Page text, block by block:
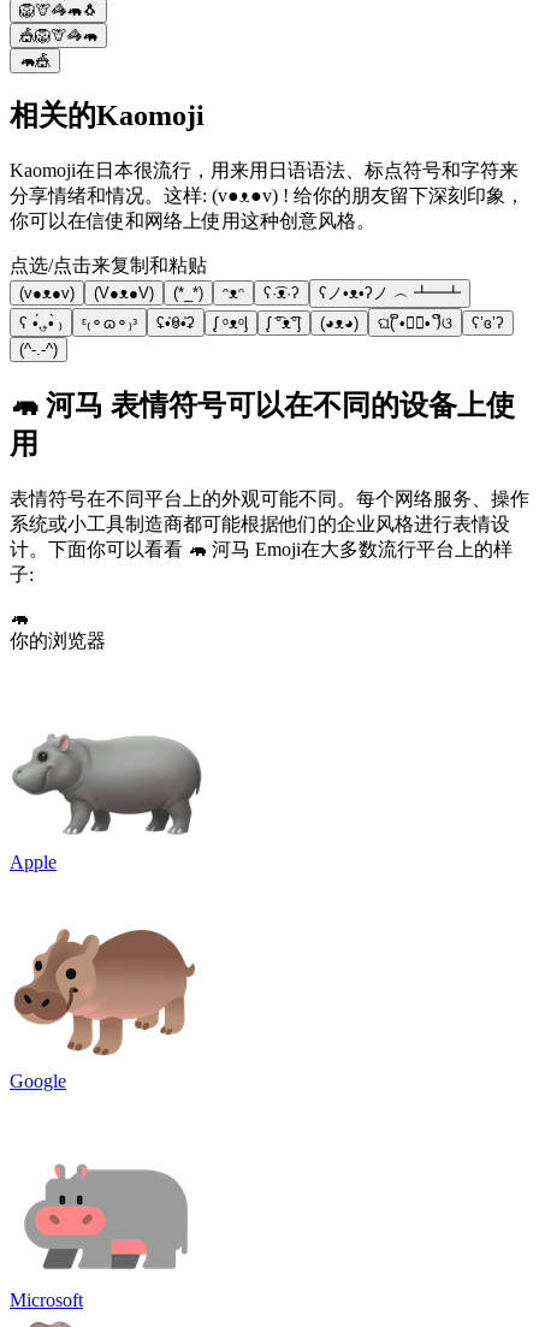
🦁🦒🦓🦛🐧
🎪🦁🦒🦓🦛
🦛🎪
相关的Kaomoji
Kaomoji在日本很流行，用来用日语语法、标点符号和字符来
分享情绪和情况。这样: (v●ᴥ●v) ! 给你的朋友留下深刻印象，
你可以在信使和网络上使用这种创意风格。
点选/点击来复制和粘贴
(v●ᴥ●v) (V●ᴥ●V) (*_*) ᵔᴥᵔ ʕ·͡ᴥ·ʔ
ʕノ•ᴥ•ʔノ ︵ ┻━┻
ʕ •́؈•̀ ₎
ᵋ₍⚬ɷ⚬₎ᵌ ʢٛ•ꇵٛ•ʡ ᶘ ᵒᴥᵒᶅ ᶘ ͡°ᴥ͡°ᶅ (◕ᴥ◕) ଘ( ິ•ᆺ⃘• )ິଓ
ʕʽɞʼʔ
(^-.-^)
🦛 河马 表情符号可以在不同的设备上使
用
表情符号在不同平台上的外观可能不同。每个网络服务、操作
系统或小工具制造商都可能根据他们的企业风格进行表情设
计。下面你可以看看 🦛 河马 Emoji在大多数流行平台上的样
子:
🦛
你的浏览器
Apple
Google
Microsoft